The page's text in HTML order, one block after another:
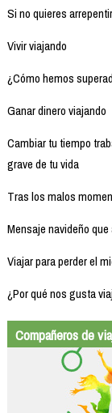
Si no quieres
Vivir viajando
¿Cómo hemos
Ganar dinero viajando
Cambiar tu tiempo
grave de tu vida
Tras los malos
Mensaje navideño
Viajar para perder el
¿Por qué nos gusta
Compañeros de